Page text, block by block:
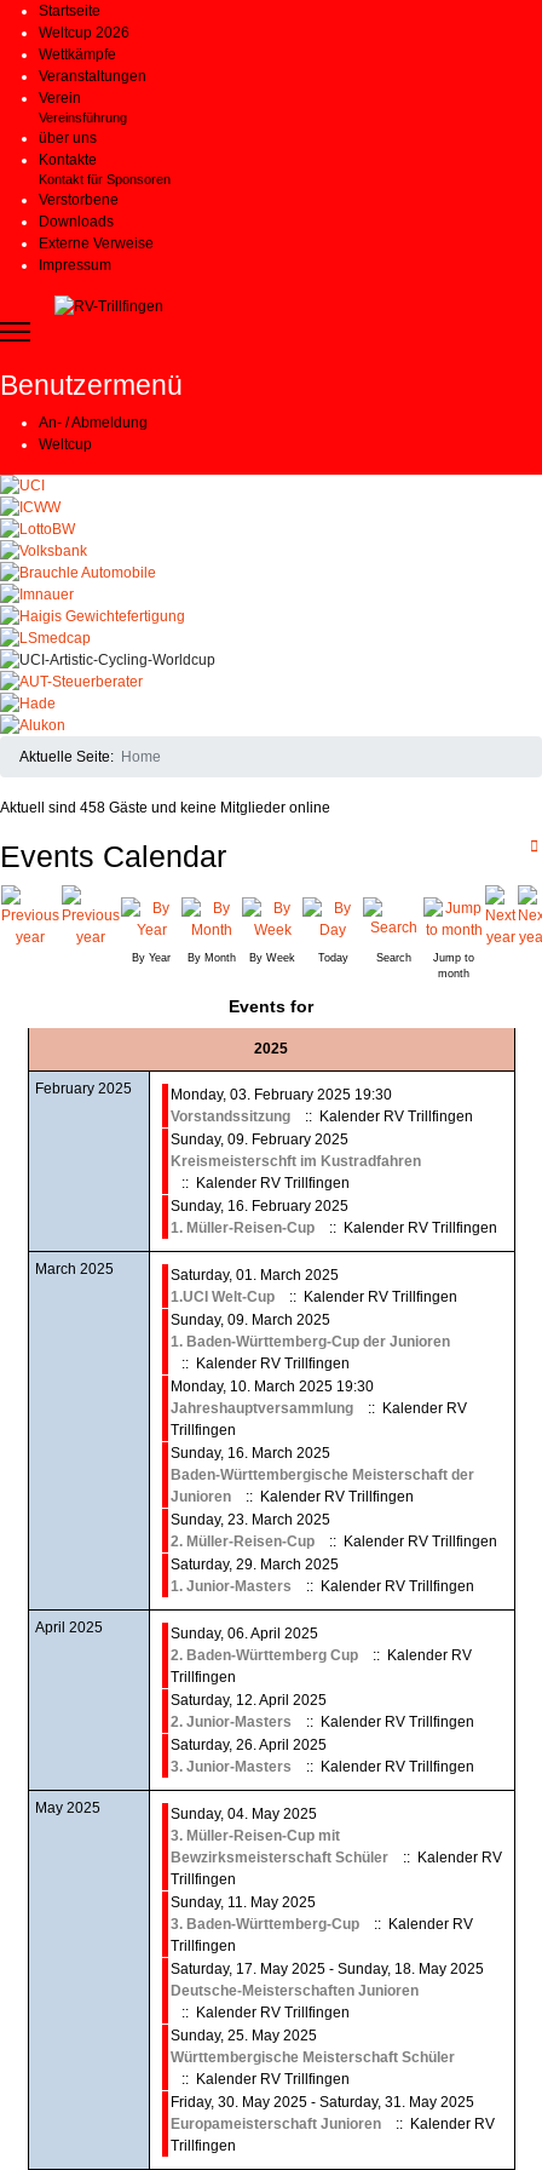
Startseite
Weltcup 2026
Wettkämpfe
Veranstaltungen
Verein
Vereinsführung
über uns
Kontakte
Kontakt für Sponsoren
Verstorbene
Downloads
Externe Verweise
Impressum
Benutzermenü
An- / Abmeldung
Weltcup
Aktuelle Seite: Home
Aktuell sind 458 Gäste und keine Mitglieder online
Events Calendar
By Year By Month By Week Today Search
Jump to
month
Events for
2025
February 2025
Monday, 03. February 2025 19:30
Vorstandssitzung
:: Kalender RV Trillfingen
Sunday, 09. February 2025
Kreismeisterschft im Kustradfahren
:: Kalender RV Trillfingen
Sunday, 16. February 2025
1. Müller-Reisen-Cup
:: Kalender RV Trillfingen
March 2025
Saturday, 01. March 2025
1.UCI Welt-Cup
:: Kalender RV Trillfingen
Sunday, 09. March 2025
1. Baden-Württemberg-Cup der Junioren
:: Kalender RV Trillfingen
Monday, 10. March 2025 19:30
Jahreshauptversammlung
:: Kalender RV
Trillfingen
Sunday, 16. March 2025
Baden-Württembergische Meisterschaft der
Junioren
:: Kalender RV Trillfingen
Sunday, 23. March 2025
2. Müller-Reisen-Cup
:: Kalender RV Trillfingen
Saturday, 29. March 2025
1. Junior-Masters
:: Kalender RV Trillfingen
April 2025
Sunday, 06. April 2025
2. Baden-Württemberg Cup
:: Kalender RV
Trillfingen
Saturday, 12. April 2025
2. Junior-Masters
:: Kalender RV Trillfingen
Saturday, 26. April 2025
3. Junior-Masters
:: Kalender RV Trillfingen
May 2025
Sunday, 04. May 2025
3. Müller-Reisen-Cup mit
Bewzirksmeisterschaft Schüler
:: Kalender RV
Trillfingen
Sunday, 11. May 2025
3. Baden-Württemberg-Cup
:: Kalender RV
Trillfingen
Saturday, 17. May 2025 - Sunday, 18. May 2025
Deutsche-Meisterschaften Junioren
:: Kalender RV Trillfingen
Sunday, 25. May 2025
Württembergische Meisterschaft Schüler
:: Kalender RV Trillfingen
Friday, 30. May 2025 - Saturday, 31. May 2025
Europameisterschaft Junioren
:: Kalender RV
Trillfingen